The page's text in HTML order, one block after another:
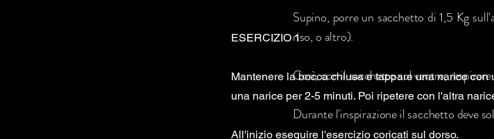
ESERCIZIO 1
Mantenere la bocca chiusa e tappare una narice
una narice per 2-5 minuti. Poi ripetere con l'altra
All'inizio eseguire l'esercizio coricati sul dorso.
Supino, porre un sacchetto di 1,5 Kg
riso, o altro).
Così, con il sacchetto sul ventre,
Durante l'inspirazione il sacchetto deve